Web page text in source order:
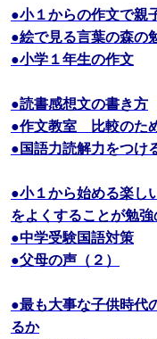
●小１からの作文で親
●絵で見る言葉の森の
●小学１年生の作文
●読書感想文の書き方
●作文教室 比較のた
●国語力読解力をつけ
●小１から始める楽
をよくすることが勉
●中学受験国語対策
●父母の声（２）
●最も大事な子供時
るか